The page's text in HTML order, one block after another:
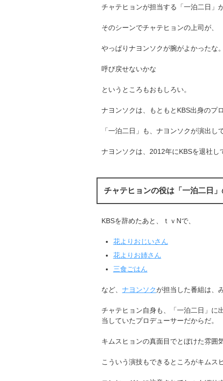
チャテヒョンが担当する「一泊二日」
そのシーンでチャテヒョンの上司が、
やっぱりナヨンソクが腕がよかったな。
呼び戻せないかな
というところもおもしろい。
ナヨンソクは、もともとKBS出身のプ
「一泊二日」も、ナヨンソクが演出し
ナヨンソクは、2012年にKBSを退社し
チャテヒョンの役は「一泊二日
KBSを辞めたあと、ｔｖNで、
花よりおじいさん
花よりお姉さん
三食ごはん
など、 ナヨンソクが担当した番組は、
チャテヒョン自身も、「一泊二日」に
当していたプロデューサーだからだ。
キムスヒョンの真面目でとぼけた雰囲
こういう演技もできるところがキムス